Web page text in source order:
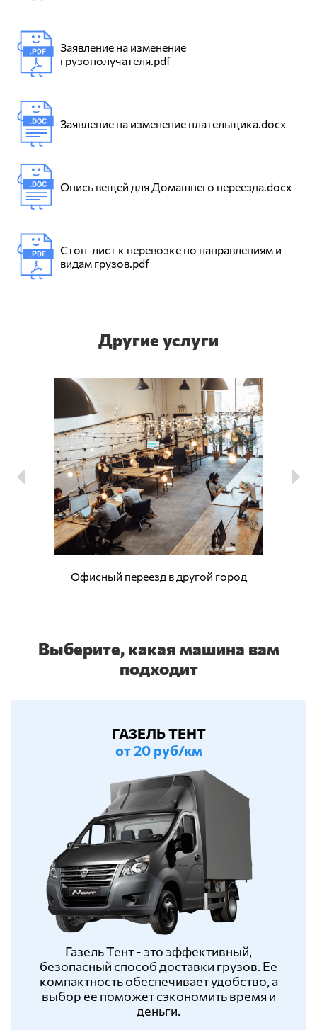
Заявление на изменение
грузополучателя.pdf
Заявление на изменение плательщика.docx
Опись вещей для Домашнего переезда.docx
Стоп-лист к перевозке по направлениям и
видам грузов.pdf
Другие услуги
Офисный переезд в другой город
Выберите, какая машина вам
подходит
ГАЗЕЛЬ ТЕНТ
от 20 руб/км
Газель Тент - это эффективный,
безопасный способ доставки грузов. Ее
компактность обеспечивает удобство, а
выбор ее поможет сэкономить время и
деньги.